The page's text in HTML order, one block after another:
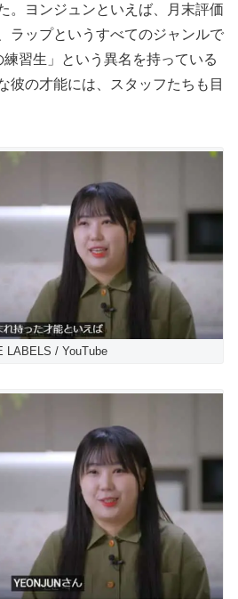
。ヨンジュンといえば、月末評価
ラップというすべてのジャンルで
習生」という異名を持っている
彼の才能には、スタッフたちも目
LABELS / YouTube